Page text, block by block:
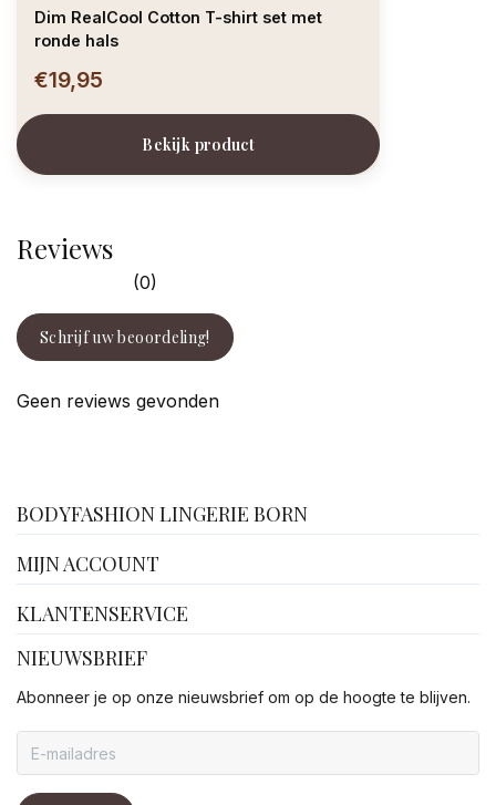
Dim RealCool Cotton T-shirt set met
ronde hals
€19,95
Bekijk product
Reviews
(0)
Schrijf uw beoordeling!
Geen reviews gevonden
BODYFASHION LINGERIE BORN
MIJN ACCOUNT
KLANTENSERVICE
NIEUWSBRIEF
Abonneer je op onze nieuwsbrief om op de hoogte te blijven.